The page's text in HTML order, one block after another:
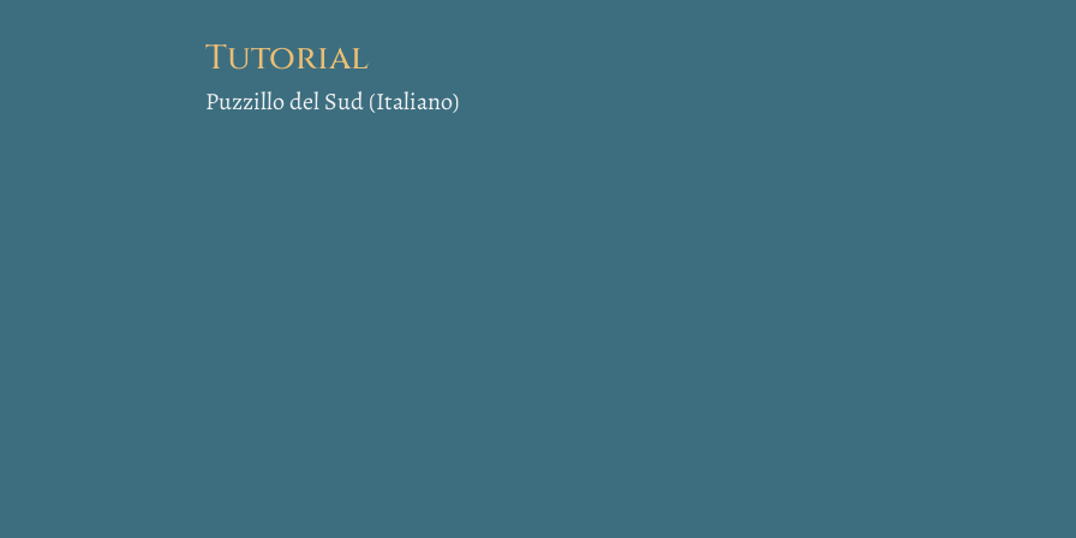
Tutorial
Puzzillo del Sud (Italiano)